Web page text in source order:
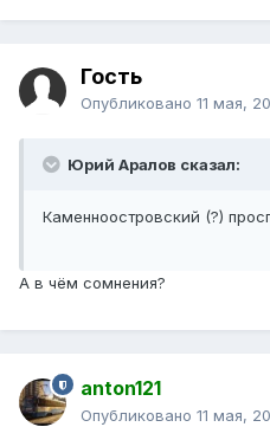
Гость
Опубликовано 11 мая,
Юрий Аралов сказал:
Каменноостровский (?)
А в чём сомнения?
anton121
Опубликовано 11 мая,